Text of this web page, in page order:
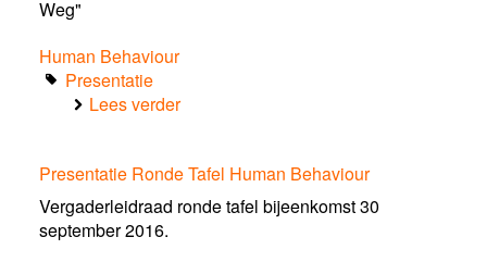
de
Weg"
Human Behaviour
Presentatie
Lees verderover
Kenniskring
gedrag
Presentatie Ronde Tafel Human Behaviour
Vergaderleidraad ronde tafel bijeenkomst 30
september 2016.